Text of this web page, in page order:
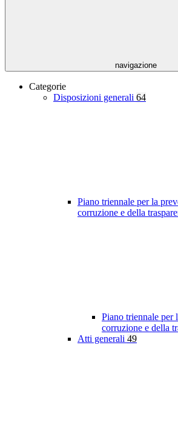
navigazione
Categorie
Disposizioni generali 64
Piano triennale per la
corruzione e della
Piano triennale per
corruzione e della
Atti generali 49